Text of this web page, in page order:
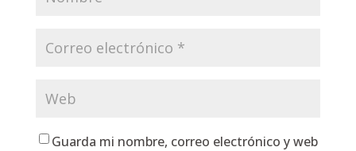
Guarda mi nombre, correo electrónico y web